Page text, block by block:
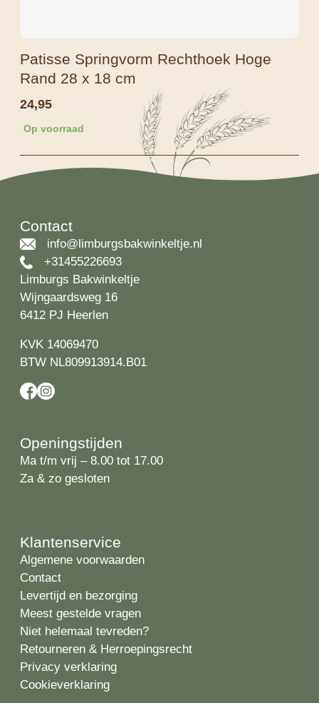
Patisse Springvorm Rechthoek Hoge
Rand 28 x 18 cm
24,95
Op voorraad
Contact
info@limburgsbakwinkeltje.nl
+31455226693
Limburgs Bakwinkeltje
Wijngaardsweg 16
6412 PJ Heerlen
KVK 14069470
BTW NL809913914.B01
Openingstijden
Ma t/m vrij – 8.00 tot 17.00
Za & zo gesloten
Klantenservice
Algemene voorwaarden
Contact
Levertijd en bezorging
Meest gestelde vragen
Niet helemaal tevreden?
Retourneren & Herroepingsrecht
Privacy verklaring
Cookieverklaring